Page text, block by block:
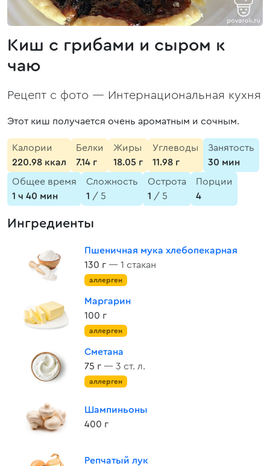
Киш с грибами и сыром к
чаю
Рецепт с фото — Интернациональная кухня
Этот киш получается очень ароматным и сочным.
Калории
220.98 ккал
Белки
7.14 г
Жиры
18.05 г
Углеводы
11.98 г
Занятость
30 мин
Общее время
1 ч 40 мин
Сложность
1 / 5
Острота
1 / 5
Порции
4
Ингредиенты
Пшеничная мука хлебопекарная
130 г — 1 стакан
аллерген
Маргарин
100 г
аллерген
Сметана
75 г — 3 ст. л.
аллерген
Шампиньоны
400 г
Репчатый лук